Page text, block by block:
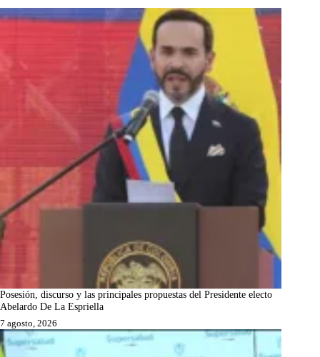
Posesión, discurso y las principales propuestas del Presidente electo
Abelardo De La Espriella
7 agosto, 2026